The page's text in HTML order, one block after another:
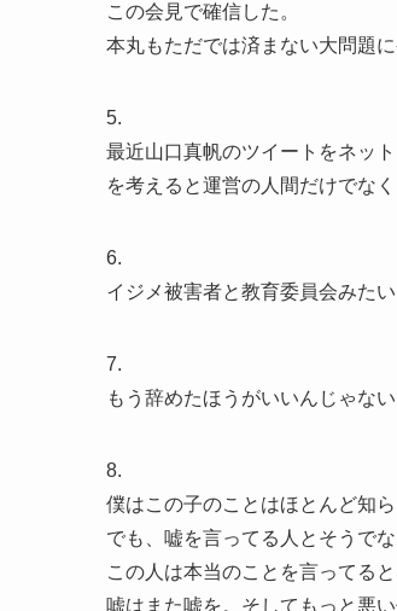
この会見で確信した。
本丸もただでは済まない大問題に
5.
最近山口真帆のツイートをネッ
を考えると運営の人間だけでな
6.
イジメ被害者と教育委員会みた
7.
もう辞めたほうがいいんじゃない
8.
僕はこの子のことはほとんど知
でも、嘘を言ってる人とそうで
この人は本当のことを言ってる
嘘はまた嘘を。そしてもっと悪い